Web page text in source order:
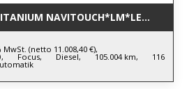
MwSt. (netto 11.008,40 €),
Focus, Diesel, 105.004 km, 116